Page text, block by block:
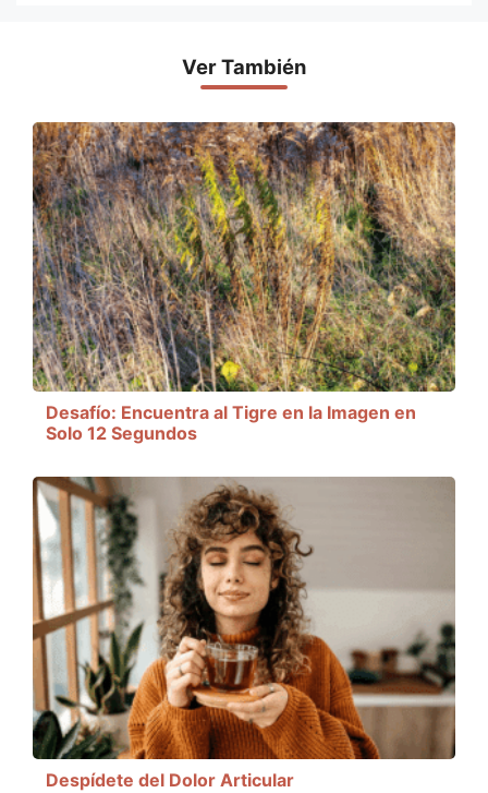
Ver También
Desafío: Encuentra al Tigre en la Imagen en
Solo 12 Segundos
Despídete del Dolor Articular